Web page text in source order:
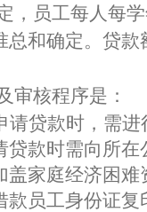
，员工每人每
和确定。贷款
审核程序是：
请贷款时，需
款时需向所
盖家庭经济困
款员工身份证